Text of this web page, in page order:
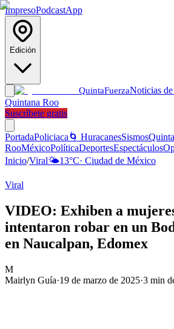
ImpresoPodcastApp
Edición
QuintaFuerzaNoticias
Quintana Roo
Suscríbete gratis
PortadaPoliciaca 🌀 HuracanesSismos
RooMéxicoPolíticaDeportesEspectáculos
Inicio/Viral🌤️13°C· Ciudad de México
Viral
VIDEO: Exhiben a
intentaron robar en un
en Naucalpan, Edomex
M
Mairlyn Guía·19 de marzo de 2025·3 min